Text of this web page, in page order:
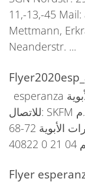
11,-13,-45
Mettmann,
Neanderstr. ...
esperanza استشارات الحمل الاستشارات الأبوية
للاتصال: SKFM متمان ش.م. esperanza استشارات
الحمل الاستشارات الأبوية 72-68 Neanderstraße
Flyer